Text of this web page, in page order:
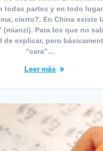
todas partes y en todo
cierto?. En China existe
(mianzi). Para los que no
explicar, pero
“cara”…
Leer más